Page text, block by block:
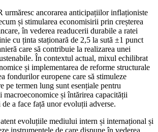
ancorarea anticipațiilor inflaționiste
și stimularea economisirii prin creșterea
în vederea readucerii durabile a ratei
cu ținta staționară de 2,5 la sută ±1 punct
care să contribuie la realizarea unei
În contextul actual, mixul echilibrat
și implementarea de reforme structurale
fondurilor europene care să stimuleze
pe termen lung sunt esențiale pentru
macroeconomice și întărirea capacității
a face față unor evoluții adverse.
evoluțiile mediului intern și internațional și
instrumentele de care dispune în vederea